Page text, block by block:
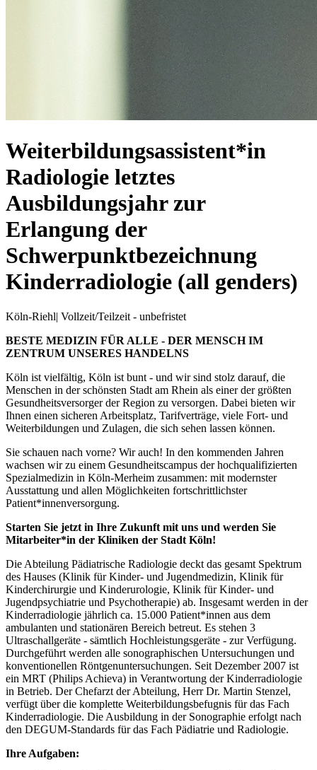
Weiterbildungsassistent*in
Radiologie letztes
Ausbildungsjahr zur
Erlangung der
Schwerpunktbezeichnung
Kinderradiologie (all genders)
Köln-Riehl| Vollzeit/Teilzeit - unbefristet
BESTE MEDIZIN FÜR ALLE - DER MENSCH IM
ZENTRUM UNSERES HANDELNS
Köln ist vielfältig, Köln ist bunt - und wir sind stolz darauf, die
Menschen in der schönsten Stadt am Rhein als einer der größten
Gesundheitsversorger der Region zu versorgen. Dabei bieten wir
Ihnen einen sicheren Arbeitsplatz, Tarifverträge, viele Fort- und
Weiterbildungen und Zulagen, die sich sehen lassen können.
Sie schauen nach vorne? Wir auch! In den kommenden Jahren
wachsen wir zu einem Gesundheitscampus der hochqualifizierten
Spezialmedizin in Köln-Merheim zusammen: mit modernster
Ausstattung und allen Möglichkeiten fortschrittlichster
Patient*innenversorgung.
Starten Sie jetzt in Ihre Zukunft mit uns und werden Sie
Mitarbeiter*in der Kliniken der Stadt Köln!
Die Abteilung Pädiatrische Radiologie deckt das gesamt Spektrum
des Hauses (Klinik für Kinder- und Jugendmedizin, Klinik für
Kinderchirurgie und Kinderurologie, Klinik für Kinder- und
Jugendpsychiatrie und Psychotherapie) ab. Insgesamt werden in der
Kinderradiologie jährlich ca. 15.000 Patient*innen aus dem
ambulanten und stationären Bereich betreut. Es stehen 3
Ultraschallgeräte - sämtlich Hochleistungsgeräte - zur Verfügung.
Durchgeführt werden alle sonographischen Untersuchungen und
konventionellen Röntgenuntersuchungen. Seit Dezember 2007 ist
ein MRT (Philips Achieva) in Verantwortung der Kinderradiologie
in Betrieb. Der Chefarzt der Abteilung, Herr Dr. Martin Stenzel,
verfügt über die komplette Weiterbildungsbefugnis für das Fach
Kinderradiologie. Die Ausbildung in der Sonographie erfolgt nach
den DEGUM-Standards für das Fach Pädiatrie und Radiologie.
Ihre Aufgaben: